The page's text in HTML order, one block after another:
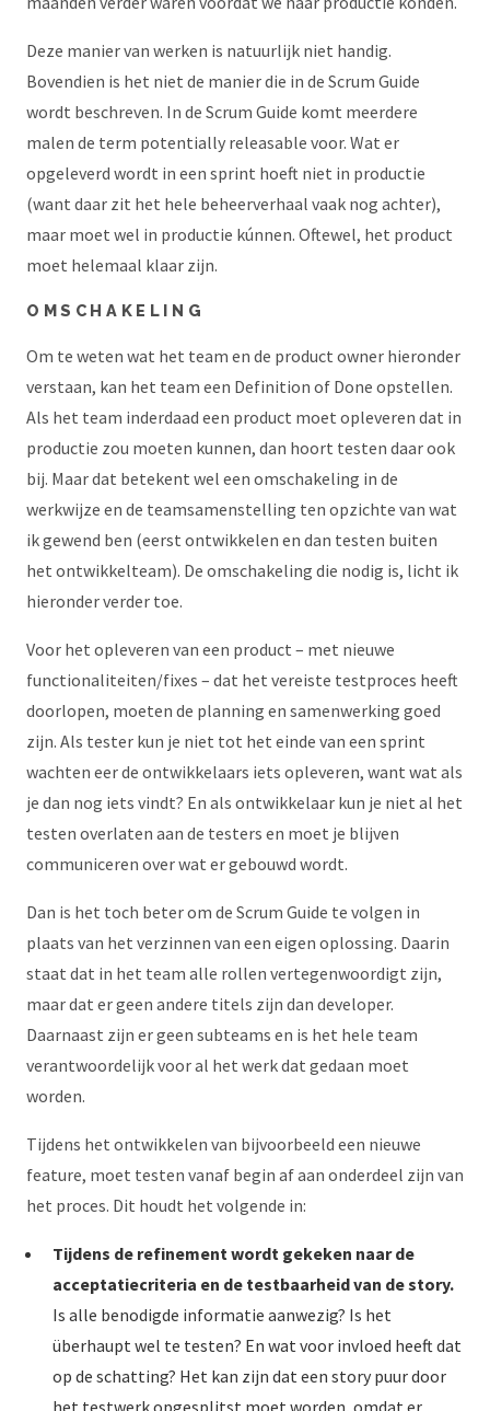
Deze manier van werken is natuurlijk niet handig.
Bovendien is het niet de manier die in de Scrum Guide
wordt beschreven. In de Scrum Guide komt meerdere
malen de term potentially releasable voor. Wat er
opgeleverd wordt in een sprint hoeft niet in productie
(want daar zit het hele beheerverhaal vaak nog achter),
maar moet wel in productie kúnnen. Oftewel, het product
moet helemaal klaar zijn.
OMSCHAKELING
Om te weten wat het team en de product owner hieronder
verstaan, kan het team een Definition of Done opstellen.
Als het team inderdaad een product moet opleveren dat in
productie zou moeten kunnen, dan hoort testen daar ook
bij. Maar dat betekent wel een omschakeling in de
werkwijze en de teamsamenstelling ten opzichte van wat
ik gewend ben (eerst ontwikkelen en dan testen buiten
het ontwikkelteam). De omschakeling die nodig is, licht ik
hieronder verder toe.
Voor het opleveren van een product – met nieuwe
functionaliteiten/fixes – dat het vereiste testproces heeft
doorlopen, moeten de planning en samenwerking goed
zijn. Als tester kun je niet tot het einde van een sprint
wachten eer de ontwikkelaars iets opleveren, want wat als
je dan nog iets vindt? En als ontwikkelaar kun je niet al het
testen overlaten aan de testers en moet je blijven
communiceren over wat er gebouwd wordt.
Dan is het toch beter om de Scrum Guide te volgen in
plaats van het verzinnen van een eigen oplossing. Daarin
staat dat in het team alle rollen vertegenwoordigt zijn,
maar dat er geen andere titels zijn dan developer.
Daarnaast zijn er geen subteams en is het hele team
verantwoordelijk voor al het werk dat gedaan moet
worden.
Tijdens het ontwikkelen van bijvoorbeeld een nieuwe
feature, moet testen vanaf begin af aan onderdeel zijn van
het proces. Dit houdt het volgende in:
Tijdens de refinement wordt gekeken naar de
acceptatiecriteria en de testbaarheid van de story.
Is alle benodigde informatie aanwezig? Is het
überhaupt wel te testen? En wat voor invloed heeft dat
op de schatting? Het kan zijn dat een story puur door
het testwerk opgesplitst moet worden, omdat er